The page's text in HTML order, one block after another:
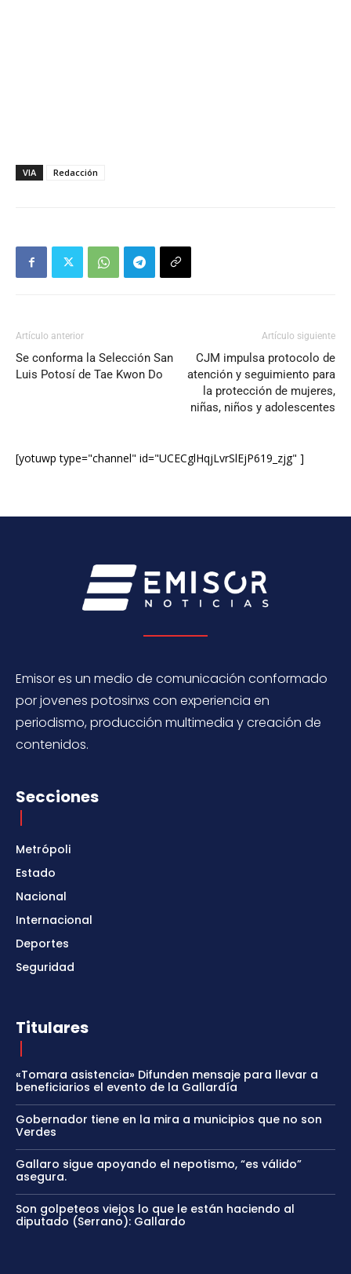
VIA Redacción
Artículo anterior
Se conforma la Selección San
Luis Potosí de Tae Kwon Do
Artículo siguiente
CJM impulsa protocolo de
atención y seguimiento para
la protección de mujeres,
niñas, niños y adolescentes
[yotuwp type="channel" id="UCECglHqjLvrSlEjP619_zjg" ]
Emisor es un medio de comunicación conformado
por jovenes potosinxs con experiencia en
periodismo, producción multimedia y creación de
contenidos.
Secciones
Metrópoli
Estado
Nacional
Internacional
Deportes
Seguridad
Titulares
«Tomara asistencia» Difunden mensaje para llevar a
beneficiarios el evento de la Gallardía
Gobernador tiene en la mira a municipios que no son
Verdes
Gallaro sigue apoyando el nepotismo, “es válido”
asegura.
Son golpeteos viejos lo que le están haciendo al
diputado (Serrano): Gallardo